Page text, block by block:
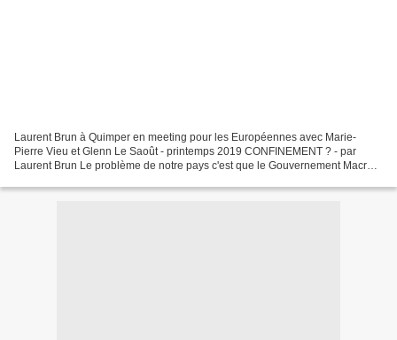
Laurent Brun à Quimper en meeting pour les Européennes avec Marie-
Pierre Vieu et Glenn Le Saoût - printemps 2019 CONFINEMENT ? - par
Laurent Brun Le problème de notre pays c'est que le Gouvernement Macron